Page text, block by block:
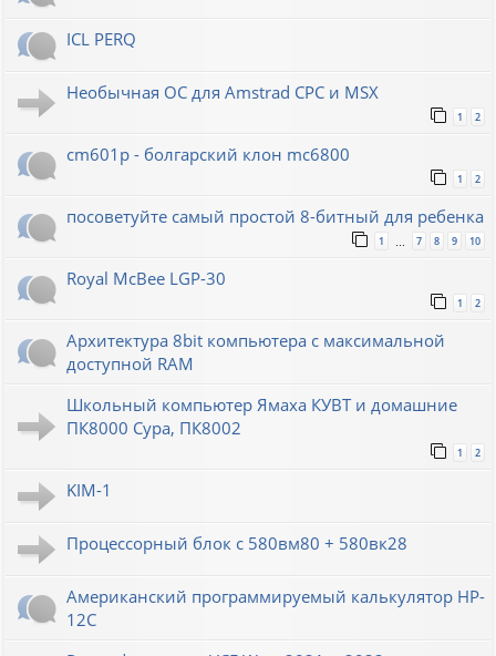
ICL PERQ
Необычная ОС для Amstrad CPC и MSX
1 2
cm601p - болгарский клон mc6800
1 2
посоветуйте самый простой 8-битный для ребенка
1 … 7 8 9 10
Royal McBee LGP-30
1 2
Архитектура 8bit компьютера с максимальной
доступной RAM
Школьный компьютер Ямаха КУВТ и домашние
ПК8000 Сура, ПК8002
1 2
KIM-1
Процессорный блок с 580вм80 + 580вк28
Американский программируемый калькулятор HP-
12C